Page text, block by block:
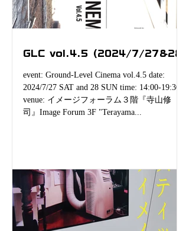
GLC vol.4.5 (2024/7/27&28)
event: Ground-Level Cinema vol.4.5 date:
2024/7/27 SAT and 28 SUN time: 14:00-19:30
venue: イメージフォーラム３階『寺山修
司』Image Forum 3F "Terayama...